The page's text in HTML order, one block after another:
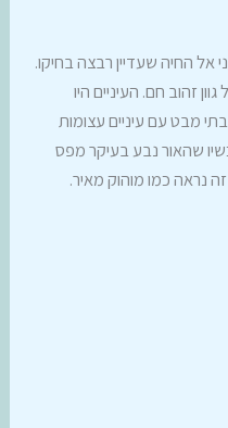
אל החיה שעדיין רבצה בחיקו.
זהוב חם. העיניים היו
מבט עם עיניים עצומות
שהאור נבע בעיקר מפס
נראה כמו מוהוק מאיר.